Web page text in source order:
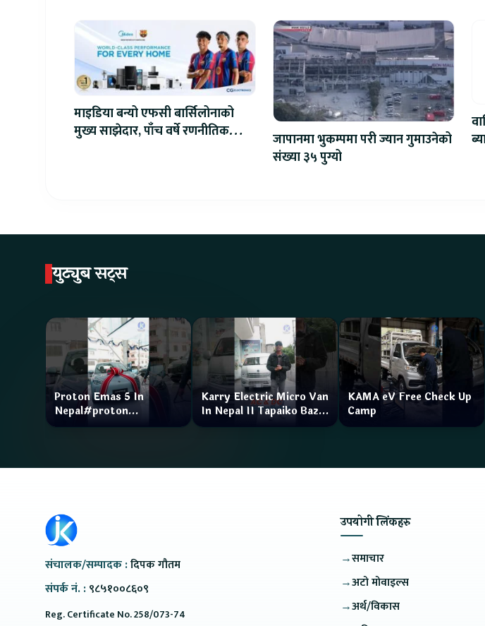
माइडिया बन्यो एफसी बार्सिलोनाको
मुख्य साझेदार, पाँच वर्षे रणनीतिक
जापानमा भुकम्पमा परी ज्यान गुमाउनेको
संख्या ३५ पुग्यो
युट्युब सट्स
Proton Emas 5 In
Nepal#proton
#protonemas5#protonnepal#evcarnepal
Karry Electric Micro Van
In Nepal II Tapaiko Bazar
II Jankari Kendra
KAMA eV Free Check Up
Camp
संचालक/सम्पादक :दिपक गौतम
संपर्क नं. :९८५१००८६०९
Reg. Certificate No. 258/073-74
उपयोगी लिंकहरु
→समाचार
→अटो मोवाइल्स
→अर्थ/विकास